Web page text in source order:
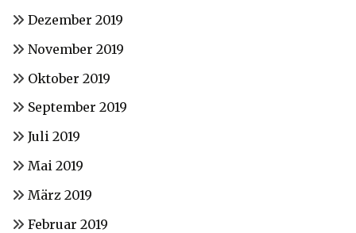
Dezember 2019
November 2019
Oktober 2019
September 2019
Juli 2019
Mai 2019
März 2019
Februar 2019